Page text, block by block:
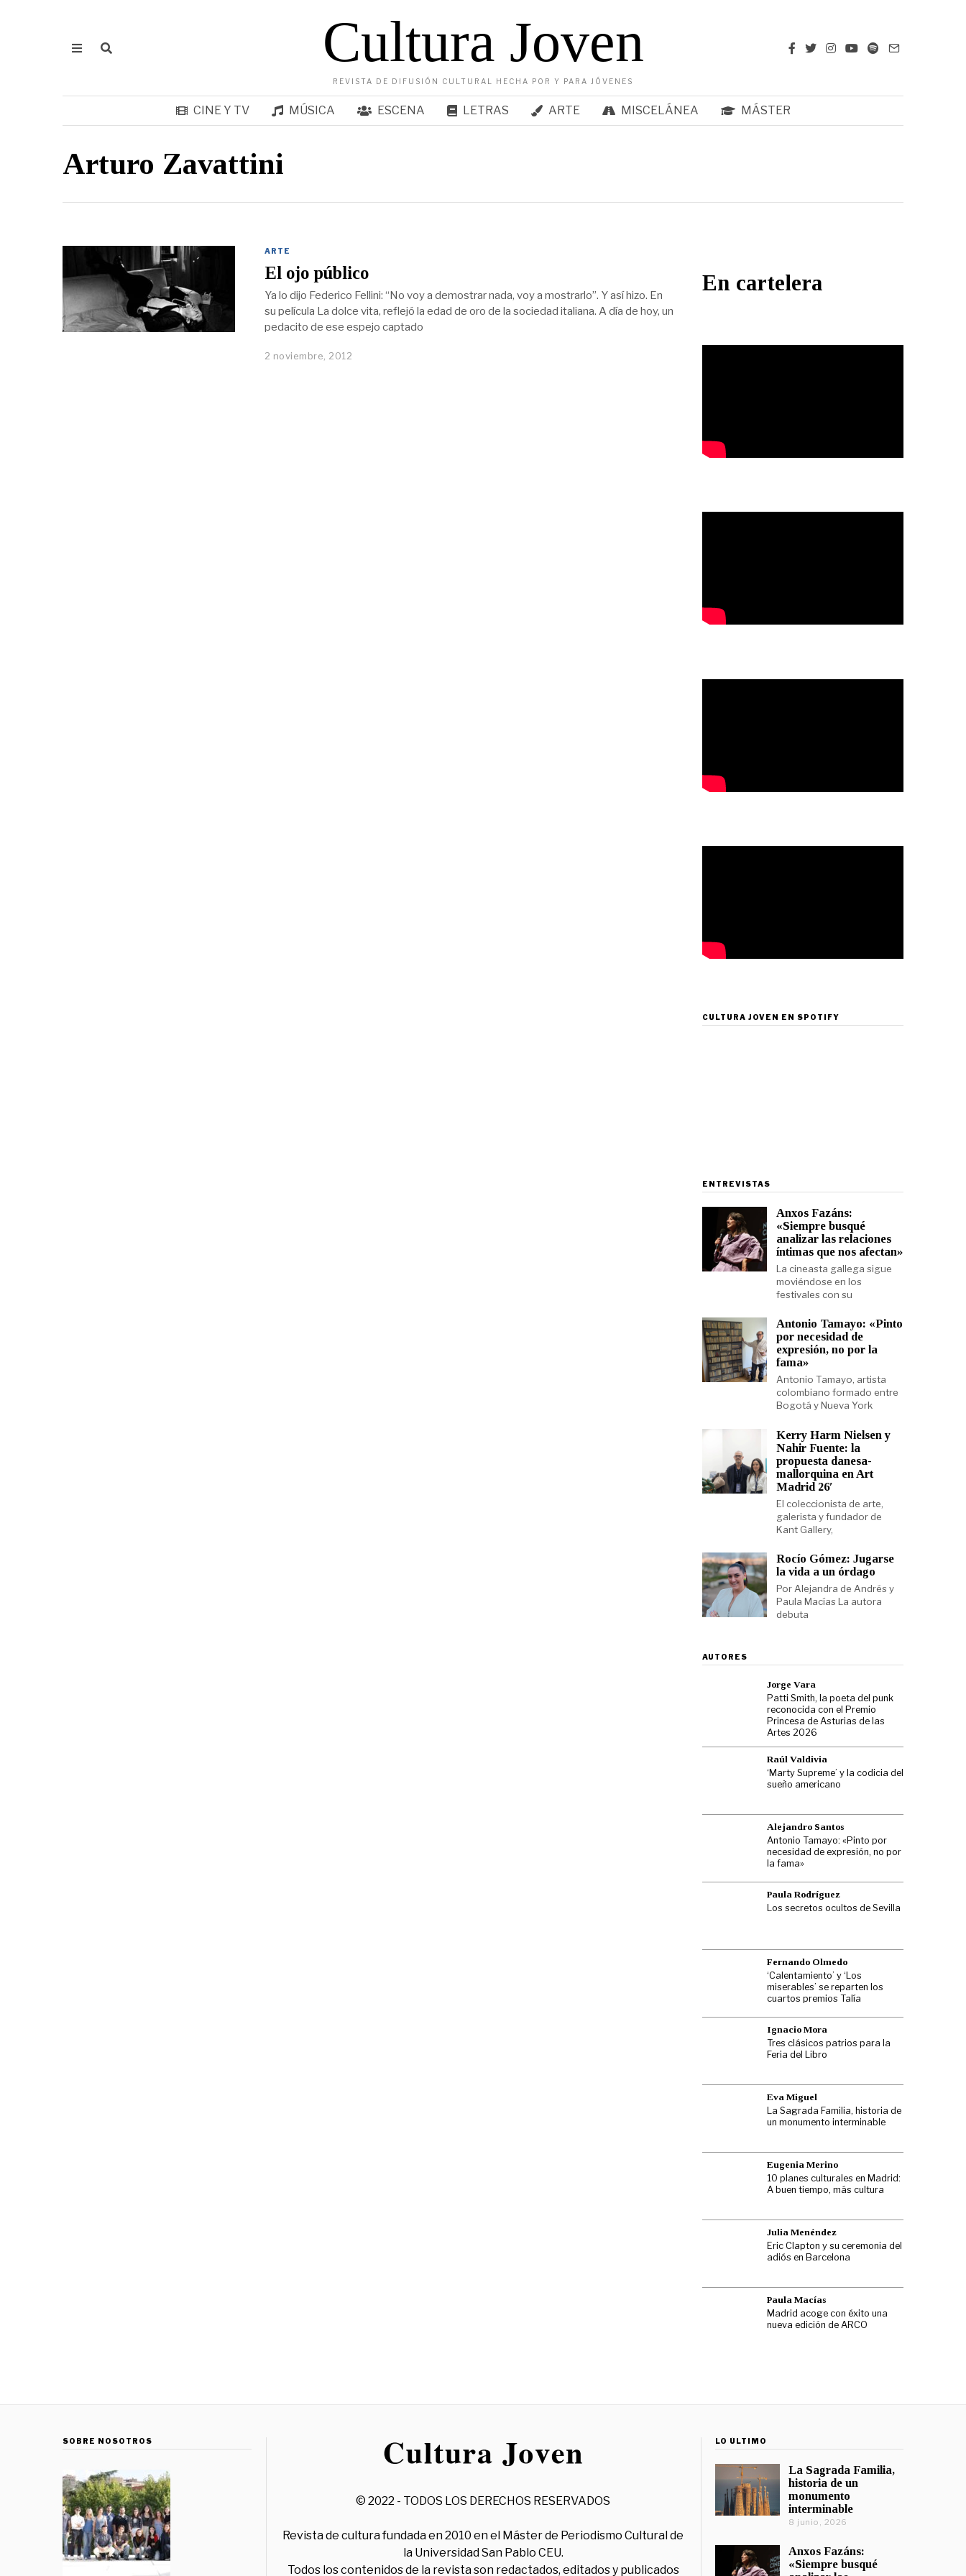
Cultura Joven
REVISTA DE DIFUSIÓN CULTURAL HECHA POR Y PARA JÓVENES
CINE Y TV MÚSICA ESCENA LETRAS ARTE MISCELÁNEA MÁSTER
Arturo Zavattini
ARTE
El ojo público
Ya lo dijo Federico Fellini: “No voy a demostrar nada, voy a mostrarlo”. Y así hizo. En
su película La dolce vita, reflejó la edad de oro de la sociedad italiana. A día de hoy, un
pedacito de ese espejo captado
2 noviembre, 2012
En cartelera
CULTURA JOVEN EN SPOTIFY
ENTREVISTAS
Anxos Fazáns:
«Siempre busqué
analizar las relaciones
íntimas que nos afectan»
La cineasta gallega sigue
moviéndose en los
festivales con su
Antonio Tamayo: «Pinto
por necesidad de
expresión, no por la
fama»
Antonio Tamayo, artista
colombiano formado entre
Bogotá y Nueva York
Kerry Harm Nielsen y
Nahir Fuente: la
propuesta danesa-
mallorquina en Art
Madrid 26′
El coleccionista de arte,
galerista y fundador de
Kant Gallery,
Rocío Gómez: Jugarse
la vida a un órdago
Por Alejandra de Andrés y
Paula Macías La autora
debuta
AUTORES
Jorge Vara
Patti Smith, la poeta del punk
reconocida con el Premio
Princesa de Asturias de las
Artes 2026
Raúl Valdivia
‘Marty Supreme’ y la codicia del
sueño americano
Alejandro Santos
Antonio Tamayo: «Pinto por
necesidad de expresión, no por
la fama»
Paula Rodríguez
Los secretos ocultos de Sevilla
Fernando Olmedo
‘Calentamiento’ y ‘Los
miserables’ se reparten los
cuartos premios Talía
Ignacio Mora
Tres clásicos patrios para la
Feria del Libro
Eva Miguel
La Sagrada Familia, historia de
un monumento interminable
Eugenia Merino
10 planes culturales en Madrid:
A buen tiempo, más cultura
Julia Menéndez
Eric Clapton y su ceremonia del
adiós en Barcelona
Paula Macías
Madrid acoge con éxito una
nueva edición de ARCO
SOBRE NOSOTROS
© 2022 - TODOS LOS DERECHOS RESERVADOS
Revista de cultura fundada en 2010 en el Máster de Periodismo Cultural de
la Universidad San Pablo CEU.
Todos los contenidos de la revista son redactados, editados y publicados
LO ÚLTIMO
La Sagrada Familia,
historia de un
monumento
interminable
8 junio, 2026
Anxos Fazáns:
«Siempre busqué